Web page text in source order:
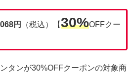
円 （税込）【30%OFFクー
タンが30%OFFクーポンの対象商